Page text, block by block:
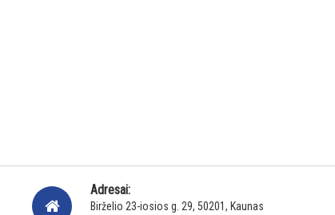
Adresai:
Birželio 23-iosios g. 29, 50201, Kaunas